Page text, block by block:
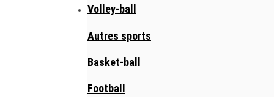
Volley-ball
Autres sports
Basket-ball
Football